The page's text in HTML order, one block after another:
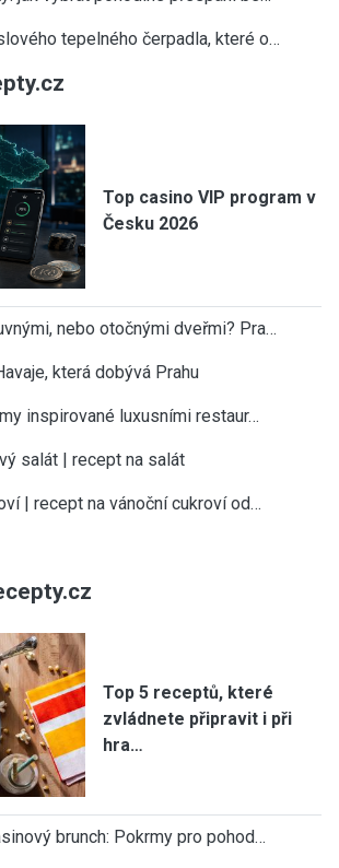
tepelného čerpadla, které o…
Top casino VIP program v
Česku 2026
nebo otočnými dveřmi? Pra…
která dobývá Prahu
inspirované luxusními restaur…
salát | recept na salát
| recept na vánoční cukroví od…
Top 5 receptů, které
zvládnete připravit i při
hra…
brunch: Pokrmy pro pohod…